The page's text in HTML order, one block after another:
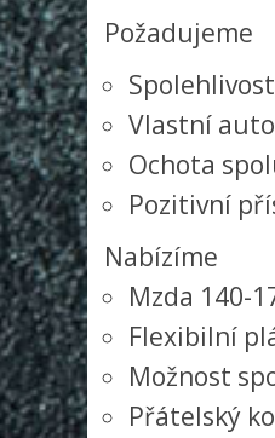
Požadujeme
Vlastní
Ochota
Pozitivní
Nabízíme
Mzda 140-
Flexibilní
Možnost
Přátelský